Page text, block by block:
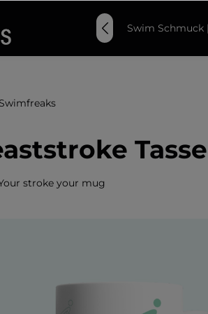
springen
Herren Swim Schmuck
von 0 von 5 Sternen
stroke your mug